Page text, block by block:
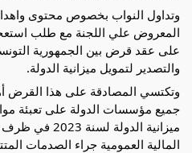
والتصدير لتمويل ميزانية الدولة.